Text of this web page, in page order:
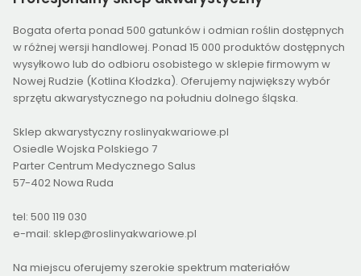
Bogata oferta ponad 500 gatunków i odmian roślin dostępnych
w różnej wersji handlowej. Ponad 15 000 produktów dostępnych
wysyłkowo lub do odbioru osobistego w sklepie firmowym w
Nowej Rudzie (Kotlina Kłodzka). Oferujemy największy wybór
sprzętu akwarystycznego na południu dolnego śląska.
Sklep akwarystyczny roslinyakwariowe.pl
Osiedle Wojska Polskiego 7
Parter Centrum Medycznego Salus
57-402 Nowa Ruda
tel: 500 119 030
e-mail: sklep@roslinyakwariowe.pl
Na miejscu oferujemy szerokie spektrum materiałów